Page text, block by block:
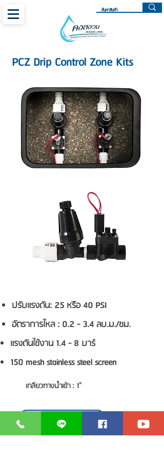
PCZ Drip Control Zone Kits
ปรับแรงดัน: 25 หรือ 40 PSI
อัตราการไหล : 0.2 - 3.4 ลบ.ม./ชม.
แรงดันใช้งาน 1.4 - 8 บาร์
150 mesh stainless steel screen
เกลียวทางน้ำเข้า : 1"
อัตราการไหล : 0.2 - 3.4 ลบ.ม./ชม.